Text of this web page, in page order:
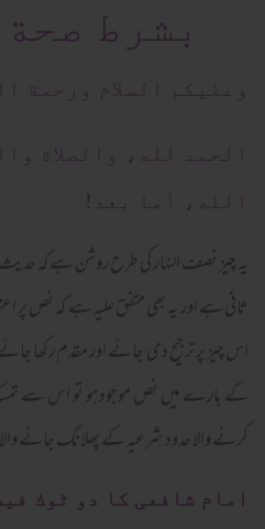
بشرط
وعلیکم السلام ورحمة
الحمد لله، والصلاة
الله، أما بعد!
یہ چیز نصف النہار کی طرح روشن ہے کہ
ثانی ہے اور یہ بھی متفق علیہ ہے کہ نص پر
اس چیز پر ترجیح دی جائے اور مقدم رکھا
کے بارے میں نص موجودہو تو اس سے
کرنے والا حدود شرعیہ کے پھلانگ جانے
امام شافعی کا دو ٹوك